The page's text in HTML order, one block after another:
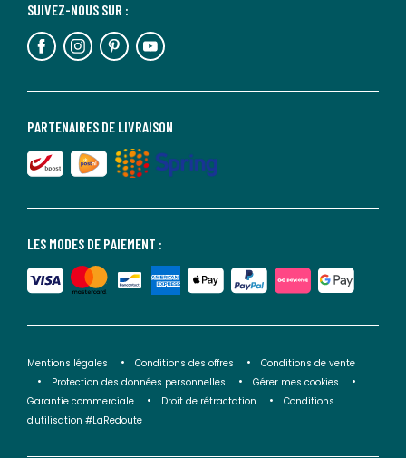
LES MODES DE PAIEMENT :
PARTENAIRES DE LIVRAISON
SUIVEZ-NOUS SUR :
Mentions légales Conditions des offres
Conditions de vente
Protection des données personnelles
Gérer mes cookies
Garantie commerciale
Droit de rétractation
Conditions
d'utilisation #LaRedoute